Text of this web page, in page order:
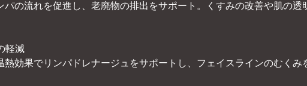
パの流れを促進し、老廃物の排出をサポート。くすみの改善や肌の透
軽減
熱効果でリンパドレナージュをサポートし、フェイスラインのむくみ